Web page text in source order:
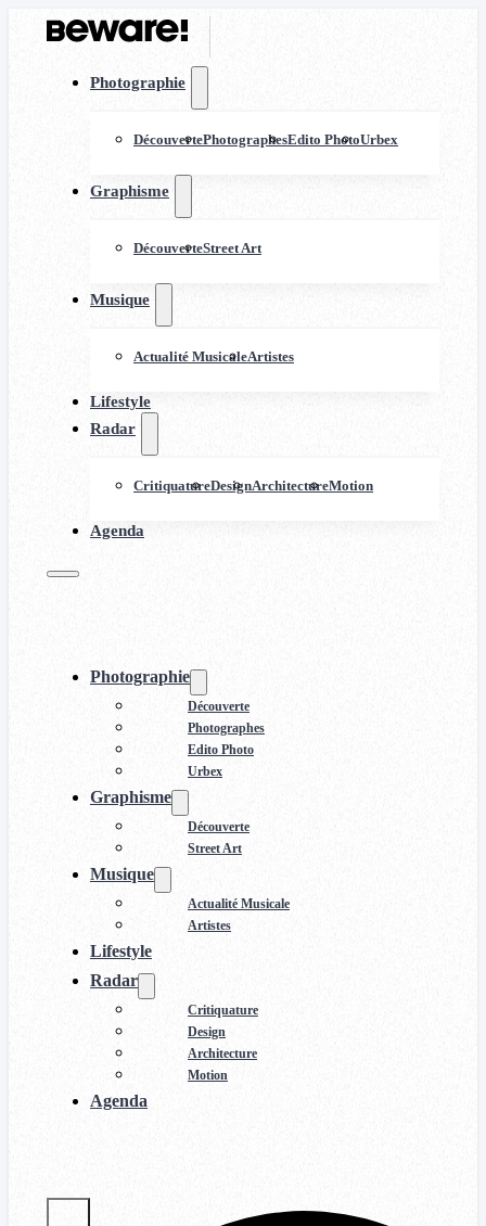
Photographie
DécouvertePhotographesEdito PhotoUrbex
Graphisme
DécouverteStreet Art
Musique
Actualité MusicaleArtistes
Lifestyle
Radar
CritiquatureDesignArchitectureMotion
Agenda
Photographie
Découverte
Photographes
Edito Photo
Urbex
Graphisme
Découverte
Street Art
Musique
Actualité Musicale
Artistes
Lifestyle
Radar
Critiquature
Design
Architecture
Motion
Agenda